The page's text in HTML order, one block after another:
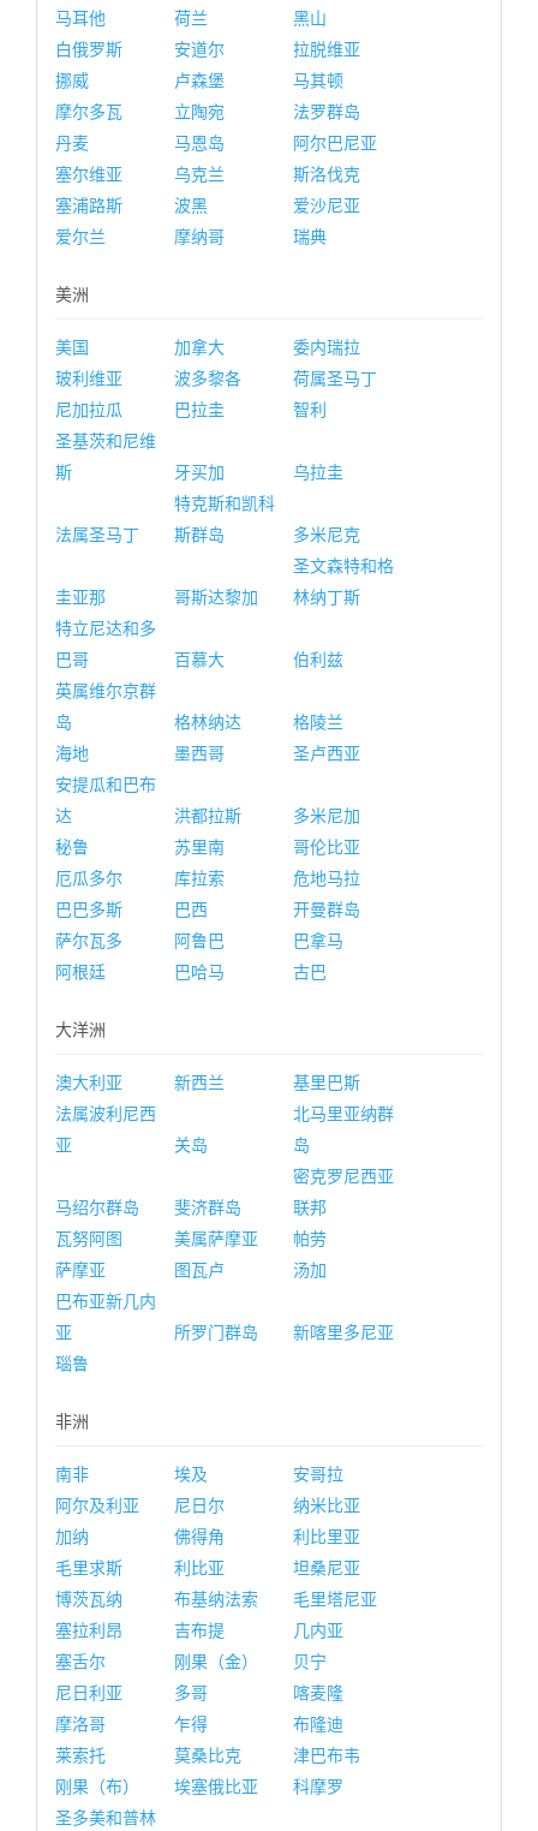
马耳他
荷兰
黑山
白俄罗斯
安道尔
拉脱维亚
挪威
卢森堡
马其顿
摩尔多瓦
立陶宛
法罗群岛
丹麦
马恩岛
阿尔巴尼亚
塞尔维亚
乌克兰
斯洛伐克
塞浦路斯
波黑
爱沙尼亚
爱尔兰
摩纳哥 瑞典
美洲
美国 加拿大
委内瑞拉
玻利维亚
波多黎各
荷属圣马丁
尼加拉瓜
巴拉圭
智利
圣基茨和尼维
斯
牙买加 乌拉圭
法属圣马丁
特克斯和凯科
斯群岛
多米尼克
圭亚那 哥斯达黎加
圣文森特和格
林纳丁斯
特立尼达和多
巴哥
百慕大
伯利兹
英属维尔京群
岛
格林纳达
格陵兰
海地
墨西哥
圣卢西亚
安提瓜和巴布
达
洪都拉斯
多米尼加
秘鲁
苏里南
哥伦比亚
厄瓜多尔
库拉索
危地马拉
巴巴多斯
巴西
开曼群岛
萨尔瓦多
阿鲁巴
巴拿马
阿根廷
巴哈马 古巴
大洋洲
澳大利亚 新西兰
基里巴斯
法属波利尼西
亚
关岛
北马里亚纳群
岛
马绍尔群岛 斐济群岛
密克罗尼西亚
联邦
瓦努阿图
美属萨摩亚
帕劳
萨摩亚
图瓦卢
汤加
巴布亚新几内
亚
所罗门群岛
新喀里多尼亚
瑙鲁
非洲
南非 埃及
安哥拉
阿尔及利亚
尼日尔
纳米比亚
加纳
佛得角
利比里亚
毛里求斯
利比亚
坦桑尼亚
博茨瓦纳
布基纳法索
毛里塔尼亚
塞拉利昂
吉布提
几内亚
塞舌尔
刚果（金）
贝宁
尼日利亚
多哥
喀麦隆
摩洛哥
乍得
布隆迪
莱索托
莫桑比克
津巴布韦
刚果（布）
埃塞俄比亚
科摩罗
圣多美和普林